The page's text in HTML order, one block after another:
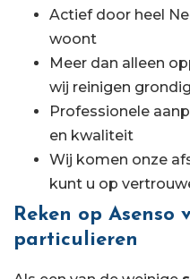
Actief door heel
woont
Meer dan alleen
wij reinigen
Professionele
en kwaliteit
Wij komen onze
kunt u op
Reken op Asenso
particulieren